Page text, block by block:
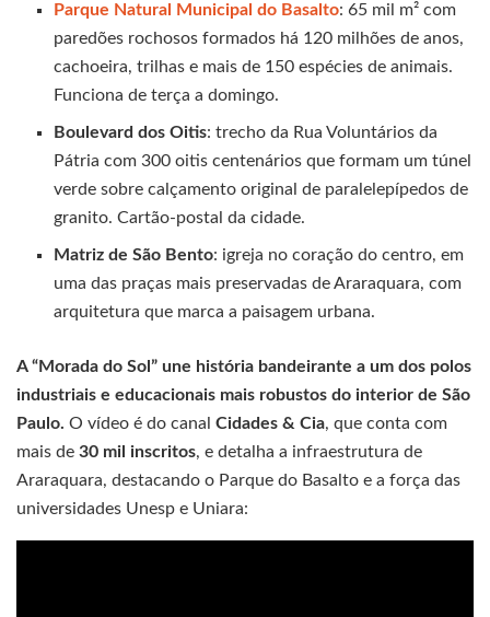
Parque Natural Municipal do Basalto: 65 mil m² com
paredões rochosos formados há 120 milhões de anos,
cachoeira, trilhas e mais de 150 espécies de animais.
Funciona de terça a domingo.
Boulevard dos Oitis: trecho da Rua Voluntários da
Pátria com 300 oitis centenários que formam um túnel
verde sobre calçamento original de paralelepípedos de
granito. Cartão-postal da cidade.
Matriz de São Bento: igreja no coração do centro, em
uma das praças mais preservadas de Araraquara, com
arquitetura que marca a paisagem urbana.
A “Morada do Sol” une história bandeirante a um dos polos
industriais e educacionais mais robustos do interior de São
Paulo. O vídeo é do canal Cidades & Cia, que conta com
mais de 30 mil inscritos, e detalha a infraestrutura de
Araraquara, destacando o Parque do Basalto e a força das
universidades Unesp e Uniara: